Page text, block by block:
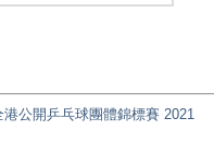
公開乒乓球團體錦標賽 2021